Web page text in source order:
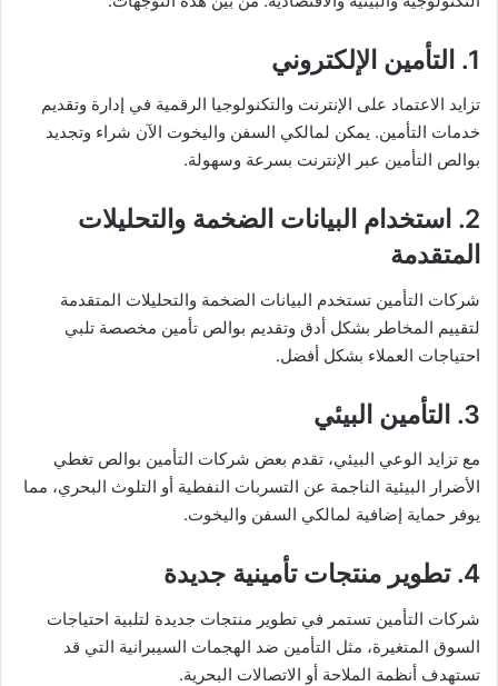
1. التأمين الإلكتروني
تزايد الاعتماد على الإنترنت والتكنولوجيا الرقمية في إدارة وتقديم
خدمات التأمين. يمكن لمالكي السفن واليخوت الآن شراء وتجديد
بوالص التأمين عبر الإنترنت بسرعة وسهولة.
2. استخدام البيانات الضخمة والتحليلات
المتقدمة
شركات التأمين تستخدم البيانات الضخمة والتحليلات المتقدمة
لتقييم المخاطر بشكل أدق وتقديم بوالص تأمين مخصصة تلبي
احتياجات العملاء بشكل أفضل.
3. التأمين البيئي
مع تزايد الوعي البيئي، تقدم بعض شركات التأمين بوالص تغطي
الأضرار البيئية الناجمة عن التسربات النفطية أو التلوث البحري، مما
يوفر حماية إضافية لمالكي السفن واليخوت.
4. تطوير منتجات تأمينية جديدة
شركات التأمين تستمر في تطوير منتجات جديدة لتلبية احتياجات
السوق المتغيرة، مثل التأمين ضد الهجمات السيبرانية التي قد
تستهدف أنظمة الملاحة أو الاتصالات البحرية.